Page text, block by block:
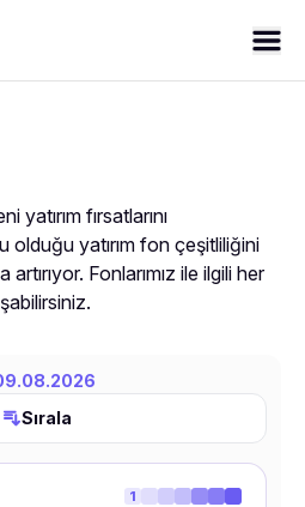
fırsatlarını
olduğu yatırım fon çeşitliliğini
Fonlarımız ile ilgili her
Sırala
1